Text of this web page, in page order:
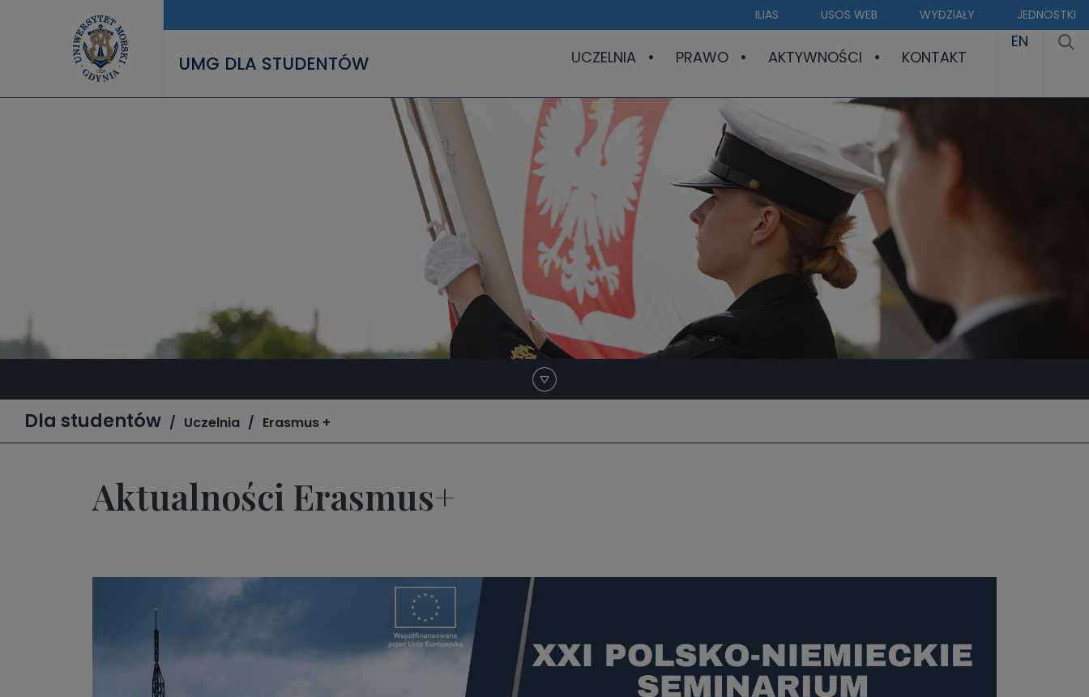
ILIAS USOS WEB WYDZIAŁY JEDNOSTKI
UMG DLA STUDENTÓW UCZELNIA PRAWO AKTYWNOŚCI KONTAKT
EN
Dla studentów Uczelnia Erasmus +
Aktualności Erasmus+